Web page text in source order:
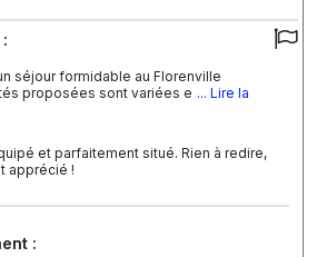
séjour formidable au Florenville
proposées sont variées e ... Lire la
et parfaitement situé. Rien à redire,
apprécié !
: